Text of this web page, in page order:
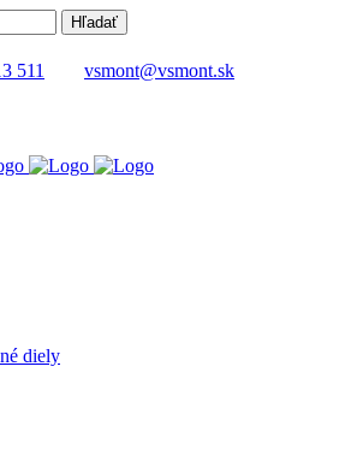
511 vsmont@vsmont.sk
diely